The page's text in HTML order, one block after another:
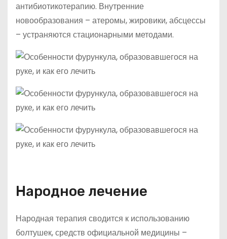
антибиотикотерапию. Внутренние
новообразования – атеромы, жировики, абсцессы
– устраняются стационарными методами.
Народное лечение
Народная терапия сводится к использованию
болтушек, средств официальной медицины –